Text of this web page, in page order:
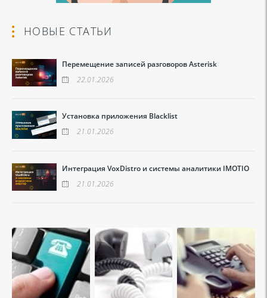
НОВЫЕ СТАТЬИ
Перемещение записей разговоров Asterisk
22.01.2026
Установка приложения Blacklist
21.01.2026
Интеграция VoxDistro и системы аналитики IMOTIO
21.01.2026